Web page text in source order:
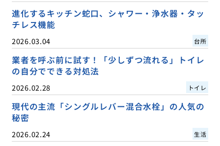
進化するキッチン蛇口、シャワー・浄水器・タッ
チレス機能
2026.03.04 台所
業者を呼ぶ前に試す！「少しずつ流れる」トイレ
の自分でできる対処法
2026.02.28 トイレ
現代の主流「シングルレバー混合水栓」の人気の
秘密
2026.02.24 生活